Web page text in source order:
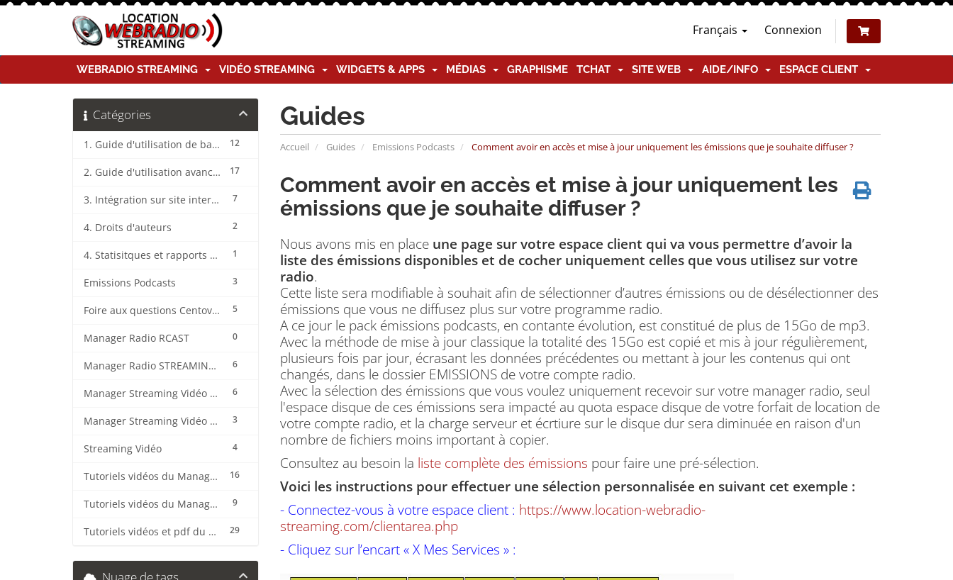
Français Connexion
WEBRADIO STREAMING VIDÉO STREAMING WIDGETS & APPS MÉDIAS GRAPHISME TCHAT SITE WEB AIDE/INFO ESPACE CLIENT
Guides
Accueil Guides Emissions Podcasts Comment avoir en accès et mise à jour uniquement les émissions que je souhaite diffuser ?
Catégories
12
1. Guide d'utilisation de base CentovaCast
17
2. Guide d'utilisation avancée CentovaCast
7
3. Intégration sur site internet CentovaCast
2
4. Droits d'auteurs
1
4. Statisitques et rapports CentovaCast
3
Emissions Podcasts
5
Foire aux questions CentovaCast
0
Manager Radio RCAST
6
Manager Radio STREAMING CENTER
6
Manager Streaming Vidéo TVMCP
3
Manager Streaming Vidéo VDO
4
Streaming Vidéo
16
Tutoriels vidéos du Manager Radio CentovaCast
9
Tutoriels vidéos du Manager Radio STREAMING CENTER
29
Tutoriels vidéos et pdf du CMS Radio Wordpress + OnAir2/Pro.Radio
Comment avoir en accès et mise à jour uniquement les
émissions que je souhaite diffuser ?
Nous avons mis en place une page sur votre espace client qui va vous permettre d’avoir la
liste des émissions disponibles et de cocher uniquement celles que vous utilisez sur votre
radio.
Cette liste sera modifiable à souhait afin de sélectionner d’autres émissions ou de désélectionner des
émissions que vous ne diffusez plus sur votre programme radio.
A ce jour le pack émissions podcasts, en contante évolution, est constitué de plus de 15Go de mp3.
Avec la méthode de mise à jour classique la totalité des 15Go est copié et mis à jour régulièrement,
plusieurs fois par jour, écrasant les données précédentes ou mettant à jour les contenus qui ont
changés, dans le dossier EMISSIONS de votre compte radio.
Avec la sélection des émissions que vous voulez uniquement recevoir sur votre manager radio, seul
l'espace disque de ces émissions sera impacté au quota espace disque de votre forfait de location de
votre compte radio, et la charge serveur et écrtiure sur le disque dur sera diminuée en raison d'un
nombre de fichiers moins important à copier.
Consultez au besoin la liste complète des émissions pour faire une pré-sélection.
Voici les instructions pour effectuer une sélection personnalisée en suivant cet exemple :
- Connectez-vous à votre espace client : https://www.location-webradio-
streaming.com/clientarea.php
- Cliquez sur l’encart « X Mes Services » :